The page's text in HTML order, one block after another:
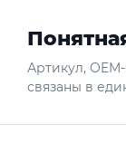
Артикул,
связаны в